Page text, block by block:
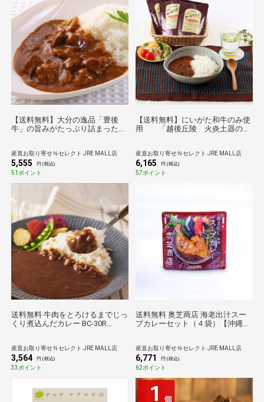
【送料無料】大分の逸品「豊後
牛」の旨みがたっぷり詰まった
産直お取り寄せＮセレクト JRE MALL店
5,555 円 (税込)
51ポイント
【送料無料】にいがた和牛のみ使
用 「越後丘陵 火炎土器の里
産直お取り寄せＮセレクト JRE MALL店
6,165 円 (税込)
57ポイント
送料無料 牛肉をとろけるまでじっ
くり煮込んだカレー BC-30R
産直お取り寄せＮセレクト JRE MALL店
3,564 円 (税込)
33ポイント
送料無料 奥芝商店 海老出汁スー
プカレーセット（４袋）【沖縄
産直お取り寄せＮセレクト JRE MALL店
6,771 円 (税込)
62ポイント